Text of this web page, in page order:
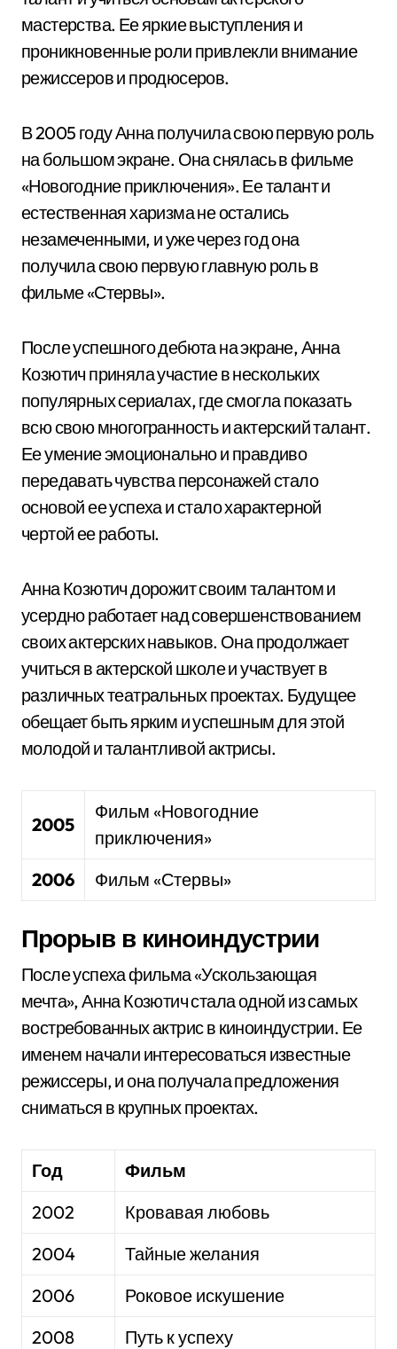
мастерства. Ее яркие выступления и
проникновенные роли привлекли внимание
режиссеров и продюсеров.
В 2005 году Анна получила свою первую роль
на большом экране. Она снялась в фильме
«Новогодние приключения». Ее талант и
естественная харизма не остались
незамеченными, и уже через год она
получила свою первую главную роль в
фильме «Стервы».
После успешного дебюта на экране, Анна
Козютич приняла участие в нескольких
популярных сериалах, где смогла показать
всю свою многогранность и актерский талант.
Ее умение эмоционально и правдиво
передавать чувства персонажей стало
основой ее успеха и стало характерной
чертой ее работы.
Анна Козютич дорожит своим талантом и
усердно работает над совершенствованием
своих актерских навыков. Она продолжает
учиться в актерской школе и участвует в
различных театральных проектах. Будущее
обещает быть ярким и успешным для этой
молодой и талантливой актрисы.
2005
Фильм «Новогодние
приключения»
2006
Фильм «Стервы»
Прорыв в киноиндустрии
После успеха фильма «Ускользающая
мечта», Анна Козютич стала одной из самых
востребованных актрис в киноиндустрии. Ее
именем начали интересоваться известные
режиссеры, и она получала предложения
сниматься в крупных проектах.
Год
Фильм
2002
Кровавая любовь
2004
Тайные желания
2006
Роковое искушение
2008
Путь к успеху